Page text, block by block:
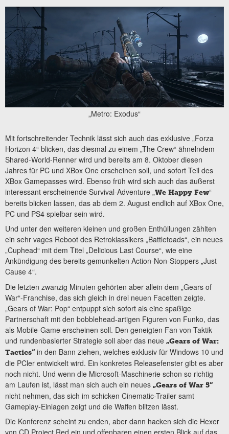
„Metro: Exodus“
Mit fortschreitender Technik lässt sich auch das exklusive „Forza
Horizon 4“ blicken, das diesmal zu einem „The Crew“ ähnelndem
Shared-World-Renner wird und bereits am 8. Oktober diesen
Jahres für PC und XBox One erscheinen soll, und sofort Teil des
XBox Gamepasses wird. Ebenso früh wird sich auch das äußerst
interessant erscheinende Survival-Adventure „We Happy Few“
bereits blicken lassen, das ab dem 2. August endlich auf XBox One,
PC und PS4 spielbar sein wird.
Und unter den weiteren kleinen und großen Enthüllungen zählten
ein sehr vages Reboot des Retroklassikers „Battletoads“, ein neues
„Cuphead“ mit dem Titel „Delicious Last Course“, wie eine
Ankündigung des bereits gemunkelten Action-Non-Stoppers „Just
Cause 4“.
Die letzten zwanzig Minuten gehörten aber allein dem „Gears of
War“-Franchise, das sich gleich in drei neuen Facetten zeigte.
„Gears of War: Pop“ entpuppt sich sofort als eine spaßige
Partnerschaft mit den bobblehead-artigen Figuren von Funko, das
als Mobile-Game erscheinen soll. Den geneigten Fan von Taktik
und rundenbasierter Strategie soll aber das neue „Gears of War:
Tactics“ in den Bann ziehen, welches exklusiv für Windows 10 und
die PCler entwickelt wird. Ein konkretes Releasefenster gibt es aber
noch nicht. Und wenn die Microsoft-Maschinerie schon so richtig
am Laufen ist, lässt man sich auch ein neues „Gears of War 5“
nicht nehmen, das sich im schicken Cinematic-Trailer samt
Gameplay-Einlagen zeigt und die Waffen blitzen lässt.
Die Konferenz scheint zu enden, aber dann hacken sich die Hexer
von CD Project Red ein und offenbaren einen ersten Blick auf das